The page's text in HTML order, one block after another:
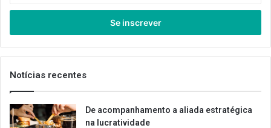
seu
de
email
Notícias recentes
De acompanhamento a aliada estratégica
na lucratividade